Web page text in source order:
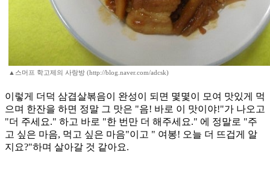
▲스머프 학고제의 사랑방 (http://blog.naver.com/adcsk)
이렇게 더덕 삼겹살볶음이 완성이 되면 몇몇이 모여 맛있게 먹
으며 한잔을 하면 정말 그 맛은 "음! 바로 이 맛이야!"가 나오고
"더 주세요." 하고 바로 "한 번만 더 해주세요." 에 정말로 "주
고 싶은 마음, 먹고 싶은 마음"이고 " 여봉! 오늘 더 뜨겁게 알
지요?"하며 살아갈 것 같아요.